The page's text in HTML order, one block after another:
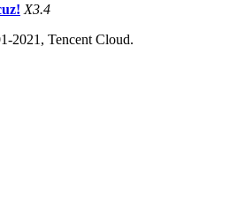
X3.4
2021, Tencent Cloud.